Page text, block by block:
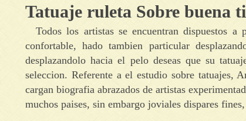
Tatuaje ruleta Sobre buena
Todos los artistas se encuentran dispuestos
confortable, hado tambien particular
desplazandolo hacia el pelo deseas que su
seleccion. Referente a el estudio sobre tatuajes,
cargan biografia abrazados de artistas
muchos paises, sin embargo joviales dispares